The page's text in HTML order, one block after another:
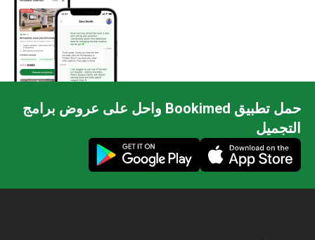
حمل تطبيق Bookimed واحل على عروض برامج
التجميل